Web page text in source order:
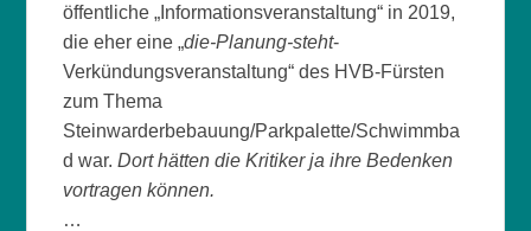
öffentliche „Informationsveranstaltung“ in 2019,
die eher eine „die-Planung-steht-
Verkündungsveranstaltung“ des HVB-Fürsten
zum Thema
Steinwarderbebauung/Parkpalette/Schwimmba
d war.Dort hätten die Kritiker ja ihre Bedenken
vortragen können.
…